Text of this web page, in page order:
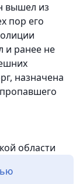
вышел из
пор его
и ранее не
назначена
области